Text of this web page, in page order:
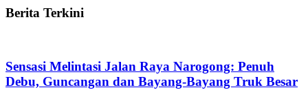
Berita Terkini
Sensasi Melintasi Jalan Raya Narogong: Penuh
Debu, Guncangan dan Bayang-Bayang Truk Besar